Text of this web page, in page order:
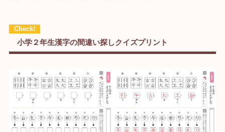
小学２年生漢字の間違い探しクイズプリント